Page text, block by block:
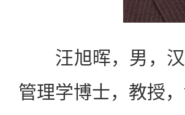
汪旭晖，男，汉
管理学博士，教授